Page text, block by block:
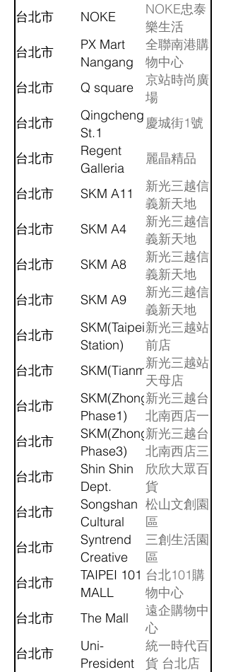
Park
LaLaport
Nangang
Park
LaLaport
南港
台北市 NOKE
NOKE忠泰
樂生活
台北市
PX Mart
Nangang
全聯南港購
物中心
台北市
Q square
京站時尚廣
場
台北市
Qingcheng
St.1
慶城街1號
台北市
Regent
Galleria
麗晶精品
台北市 SKM A11
新光三越信
義新天地
A11
台北市 SKM A4
新光三越信
義新天地
A4
台北市 SKM A8
新光三越信
義新天地
A8
台北市 SKM A9
新光三越信
義新天地
A9
台北市
SKM(Taipei
Station)
新光三越站
前店
台北市
SKM(Tianmu)新光三越站
天母店
台北市
SKM(Zhongshan
Phase1)
新光三越台
北南西店一
館
台北市
SKM(Zhongshan
Phase3)
新光三越台
北南西店三
館
台北市
Shin Shin
Dept.
Store
欣欣大眾百
貨
台北市
Songshan
Cultural
and
Creative
Park
松山文創園
區
台北市
Syntrend
Creative
Park
三創生活園
區
台北市
TAIPEI 101
MALL
台北101購
物中心
台北市
The Mall
遠企購物中
心
台北市
Uni-
President
統一時代百
貨 台北店